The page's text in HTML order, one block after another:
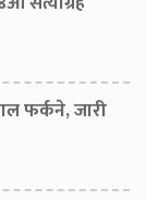
फर्कने, जारी